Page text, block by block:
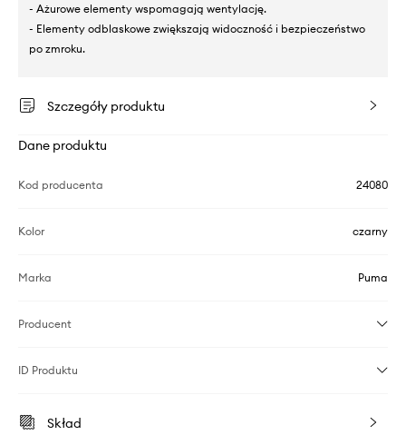
- Ażurowe elementy wspomagają wentylację.
- Elementy odblaskowe zwiększają widoczność i bezpieczeństwo
po zmroku.
Szczegóły produktu
Dane produktu
Kod producenta 24080
Kolor czarny
Marka Puma
Producent
ID Produktu
Skład